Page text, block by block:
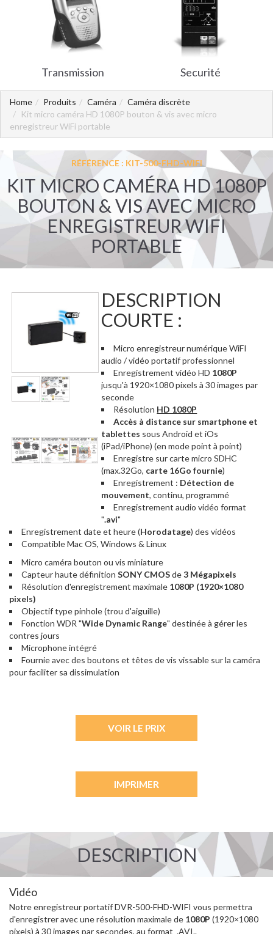
Transmission Securité
Home Produits Caméra
Caméra discrète
Kit micro caméra HD 1080P bouton & vis avec micro
enregistreur WiFi portable
RÉFÉRENCE : KIT-500-FHD-WIFI
KIT MICRO CAMÉRA HD 1080P
BOUTON & VIS AVEC MICRO
ENREGISTREUR WIFI
PORTABLE
DESCRIPTION
COURTE :
Micro enregistreur numérique WiFI
audio / vidéo portatif professionnel
Enregistrement vidéo HD 1080P
jusqu'à 1920×1080 pixels à 30 images par
seconde
Résolution HD 1080P
Accès à distance sur smartphone et
tablettes sous Android et iOs
(iPad/iPhone) (en mode point à point)
Enregistre sur carte micro SDHC
(max.32Go, carte 16Go fournie)
Enregistrement : Détection de
mouvement, continu, programmé
Enregistrement audio vidéo format
".avi"
Enregistrement date et heure (Horodatage) des vidéos
Compatible Mac OS, Windows & Linux
Micro caméra bouton ou vis miniature
Capteur haute définition SONY CMOSde3 Mégapixels
Résolution d'enregistrement maximale 1080P (1920×1080
pixels)
Objectif type pinhole (trou d'aiguille)
Fonction WDR "Wide Dynamic Range" destinée à gérer les
contres jours
Microphone intégré
Fournie avec des boutons et têtes de vis vissable sur la caméra
pour faciliter sa dissimulation
VOIR LE PRIX
IMPRIMER
DESCRIPTION
Vidéo
Notre enregistreur portatif DVR-500-FHD-WIFI vous permettra
d'enregistrer avec une résolution maximale de 1080P (1920×1080
pixels) à 30 images par secondes, au format .AVI..